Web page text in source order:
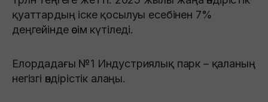
қуаттардың іске қосылуы есебінен 7%
деңгейінде өсім күтіледі.
Елордадағы №1 Индустриялық парк – қаланың
негізгі өндірістік алаңы.